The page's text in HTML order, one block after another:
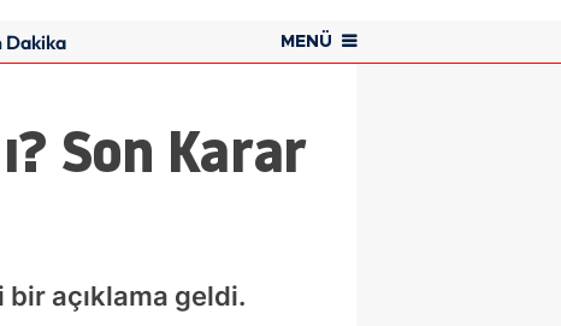
Dakika MENÜ
Son Karar
açıklama geldi.